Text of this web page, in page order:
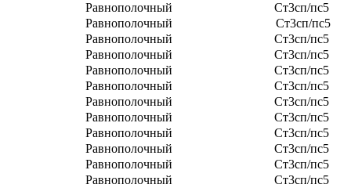
Равнополочный
Ст3сп/пс5
Равнополочный
Ст3сп/пс5
Равнополочный
Ст3сп/пс5
Равнополочный
Ст3сп/пс5
Равнополочный
Ст3сп/пс5
Равнополочный
Ст3сп/пс5
Равнополочный
Ст3сп/пс5
Равнополочный
Ст3сп/пс5
Равнополочный
Ст3сп/пс5
Равнополочный
Ст3сп/пс5
Равнополочный
Ст3сп/пс5
Равнополочный
Ст3сп/пс5